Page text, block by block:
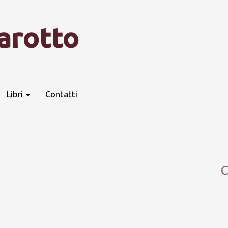
Libri Contatti